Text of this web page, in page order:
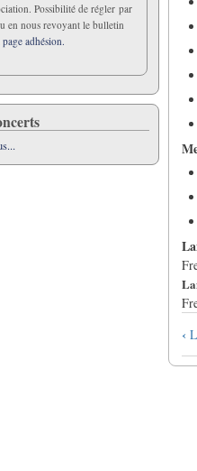
‹
Possibilité de régler par
en nous revoyant le bulletin
page adhésion.